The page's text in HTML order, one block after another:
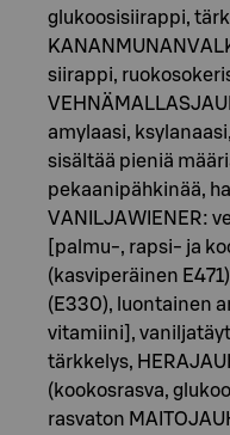
glukoosisiirappi,
siirappi,
amylaasi,
sisältää pieniä
pekaanipähkinää,
VANILJAWIENER:
[palmu-, rapsi- ja
(kasviperäinen
(E330), luontainen
vitamiini],
tärkkelys,
(kookosrasva,
rasvaton